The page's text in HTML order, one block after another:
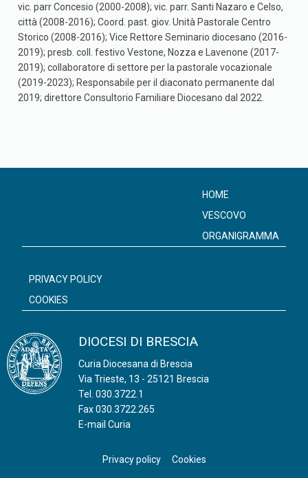
vic. parr Concesio (2000-2008); vic. parr. Santi Nazaro e Celso,
città (2008-2016); Coord. past. giov. Unità Pastorale Centro
Storico (2008-2016); Vice Rettore Seminario diocesano (2016-
2019); presb. coll. festivo Vestone, Nozza e Lavenone (2017-
2019); collaboratore di settore per la pastorale vocazionale
(2019-2023); Responsabile per il diaconato permanente dal
2019; direttore Consultorio Familiare Diocesano dal 2022.
DIOCESI DI BRESCIA
Curia Diocesana di Brescia
Via Trieste, 13 - 25121 Brescia
Tel. 030.3722.1
Fax 030.3722.265
E-mail Curia
HOME
VESCOVO
ORGANIGRAMMA
PRIVACY POLICY
COOKIES
Privacy policy Cookies